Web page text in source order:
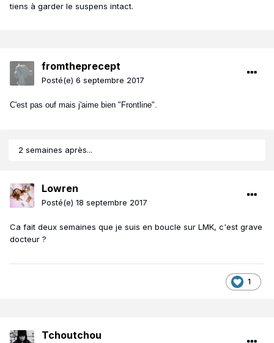
tiens à garder le suspens intact.
fromtheprecept
Posté(e) 6 septembre 2017
C'est pas ouf mais j'aime bien "Frontline".
2 semaines après...
Lowren
Posté(e) 18 septembre 2017
Ca fait deux semaines que je suis en boucle sur LMK, c'est grave
docteur ?
1
Tchoutchou